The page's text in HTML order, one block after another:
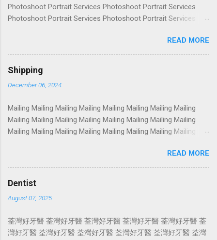
Photoshoot Portrait Services Photoshoot Portrait Services
Photoshoot Portrait Services Photoshoot Portrait Services
Photoshoot Portrait Services Photoshoot Portrait Services
Photoshoot Portrait Services Photoshoot Portrait Services
Photoshoot Portrait Services Photoshoot Portrait Services
Photoshoot Portrait Services Photoshoot Portrait Services
Photoshoot Portrait Services Photoshoot Portrait Services
Photoshoot Portrait Services Photoshoot Portrait Services
Photoshoot Portrait Services Photoshoot Portrait Services
Photoshoot Portrait Services Photoshoot Portrait Services
Photoshoot Portrait Services Photoshoot Portrait Services
Photoshoot Portrait Services Photoshoot Portrait Services
Photosho...
READ MORE
Shipping
December 06, 2024
Mailing Mailing Mailing Mailing Mailing Mailing Mailing Mailing
Mailing Mailing Mailing Mailing Mailing Mailing Mailing Mailing
Mailing Mailing Mailing Mailing Mailing Mailing Mailing Mailing
Mailing Mailing Mailing Mailing Mailing Mailing Mailing Mailing
Mailing Mailing Mailing Mailing Mailing Mailing Mailing Mailing
Mailing Mailing Mailing Mailing Mailing Mailing Mailing Mailing
Mailing Mailing Mailing Mailing Mailing Mailing Mailing Mailing
Mailing Mailing Mailing Mailing Mailing Mailing Mailing Mailing
Mailing Mailing Mailing Mailing Mailing Mailing Mailing Mailing
READ MORE
Dentist
August 07, 2025
荃灣好牙醫 荃灣好牙醫 荃灣好牙醫 荃灣好牙醫 荃灣好牙醫 荃
灣好牙醫 荃灣好牙醫 荃灣好牙醫 荃灣好牙醫 荃灣好牙醫 荃灣